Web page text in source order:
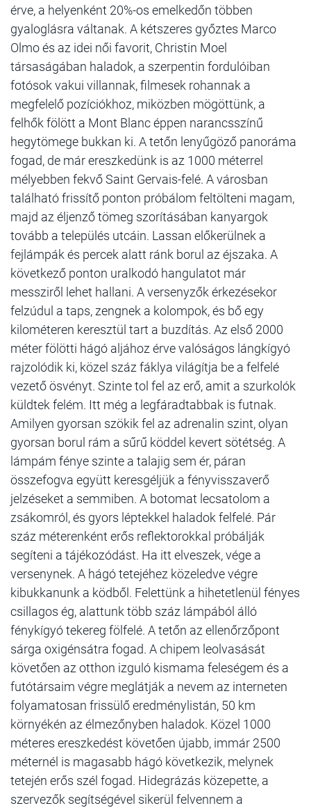
érve, a helyenként 20%-os emelkedőn többen
gyaloglásra váltanak. A kétszeres győztes Marco
Olmo és az idei női favorit, Christin Moel
társaságában haladok, a szerpentin fordulóiban
fotósok vakui villannak, filmesek rohannak a
megfelelő pozíciókhoz, miközben mögöttünk, a
felhők fölött a Mont Blanc éppen narancsszínű
hegytömege bukkan ki. A tetőn lenyűgöző panoráma
fogad, de már ereszkedünk is az 1000 méterrel
mélyebben fekvő Saint Gervais-felé. A városban
található frissítő ponton próbálom feltölteni magam,
majd az éljenző tömeg szorításában kanyargok
tovább a település utcáin. Lassan előkerülnek a
fejlámpák és percek alatt ránk borul az éjszaka. A
következő ponton uralkodó hangulatot már
messziről lehet hallani. A versenyzők érkezésekor
felzúdul a taps, zengnek a kolompok, és bő egy
kilométeren keresztül tart a buzdítás. Az első 2000
méter fölötti hágó aljához érve valóságos lángkígyó
rajzolódik ki, közel száz fáklya világítja be a felfelé
vezető ösvényt. Szinte tol fel az erő, amit a szurkolók
küldtek felém. Itt még a legfáradtabbak is futnak.
Amilyen gyorsan szökik fel az adrenalin szint, olyan
gyorsan borul rám a sűrű köddel kevert sötétség. A
lámpám fénye szinte a talajig sem ér, páran
összefogva együtt keresgéljük a fényvisszaverő
jelzéseket a semmiben. A botomat lecsatolom a
zsákomról, és gyors léptekkel haladok felfelé. Pár
száz méterenként erős reflektorokkal próbálják
segíteni a tájékozódást. Ha itt elveszek, vége a
versenynek. A hágó tetejéhez közeledve végre
kibukkanunk a ködből. Felettünk a hihetetlenül fényes
csillagos ég, alattunk több száz lámpából álló
fénykígyó tekereg fölfelé. A tetőn az ellenőrzőpont
sárga oxigénsátra fogad. A chipem leolvasását
követően az otthon izguló kismama feleségem és a
futótársaim végre meglátják a nevem az interneten
folyamatosan frissülő eredménylistán, 50 km
környékén az élmezőnyben haladok. Közel 1000
méteres ereszkedést követően újabb, immár 2500
méternél is magasabb hágó következik, melynek
tetején erős szél fogad. Hidegrázás közepette, a
szervezők segítségével sikerül felvennem a